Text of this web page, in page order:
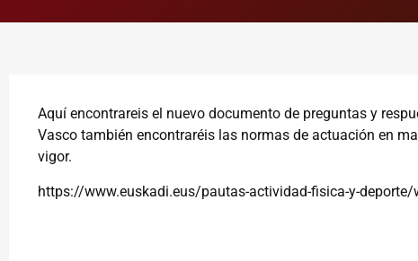
Aquí encontrareis el nuevo documento de preguntas y
Vasco también encontraréis las normas de actuación en
vigor.
https://www.euskadi.eus/pautas-actividad-fisica-y-